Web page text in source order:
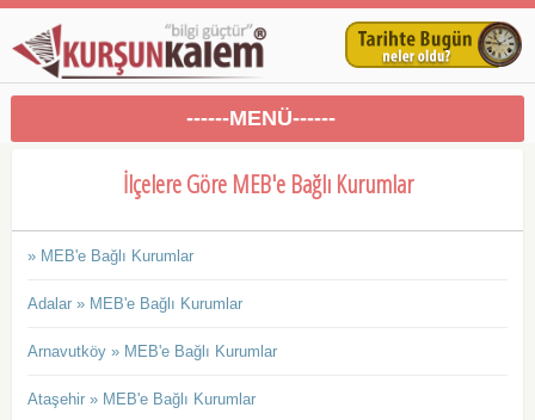
------MENÜ------
İlçelere Göre MEB'e Bağlı Kurumlar
» MEB'e Bağlı Kurumlar
Adalar » MEB'e Bağlı Kurumlar
Arnavutköy » MEB'e Bağlı Kurumlar
Ataşehir » MEB'e Bağlı Kurumlar